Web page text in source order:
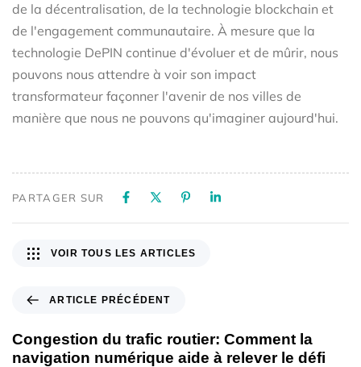
de la décentralisation, de la technologie blockchain et
de l'engagement communautaire. À mesure que la
technologie DePIN continue d'évoluer et de mûrir, nous
pouvons nous attendre à voir son impact
transformateur façonner l'avenir de nos villes de
manière que nous ne pouvons qu'imaginer aujourd'hui.
PARTAGER SUR
ARTICLE PRÉCÉDENT
Congestion du trafic routier: Comment la
navigation numérique aide à relever le défi
VOIR TOUS LES ARTICLES